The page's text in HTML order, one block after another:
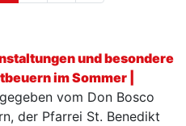
und besondere
im Sommer |
vom Don Bosco
der Pfarrei St. Benedikt